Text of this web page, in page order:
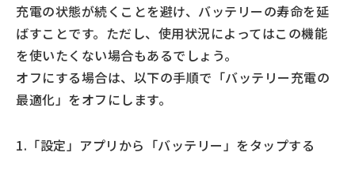
充電の状態が続くことを避け、バッテリーの寿命を延
ばすことです。ただし、使用状況によってはこの機能
を使いたくない場合もあるでしょう。
オフにする場合は、以下の手順で「バッテリー充電の
最適化」をオフにします。
1.「設定」アプリから「バッテリー」をタップする